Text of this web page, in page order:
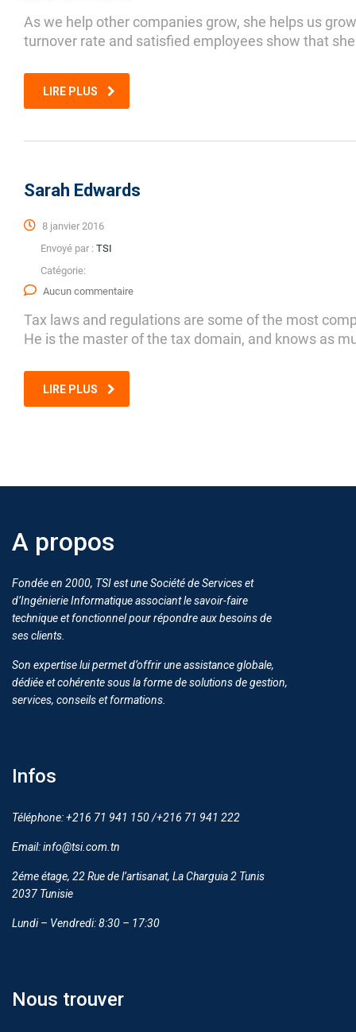
As we help other companies grow, she helps us
turnover rate and satisfied employees show that
LIRE PLUS
Sarah Edwards
8 janvier 2016
Envoyé par : TSI
Catégorie:
Aucun commentaire
Tax laws and regulations are some of the most
He is the master of the tax domain, and knows as
LIRE PLUS
A propos
Fondée en 2000, TSI est une Société de Services et
d’Ingénierie Informatique associant le savoir-faire
technique et fonctionnel pour répondre aux besoins de
ses clients.
Son expertise lui permet d’offrir une assistance globale,
dédiée et cohérente sous la forme de solutions de gestion,
services, conseils et formations.
Infos
Téléphone: +216 71 941 150 /+216 71 941 222
Email: info@tsi.com.tn
2éme étage, 22 Rue de l’artisanat, La Charguia 2 Tunis
2037 Tunisie
Lundi – Vendredi: 8:30 – 17:30
Nous trouver